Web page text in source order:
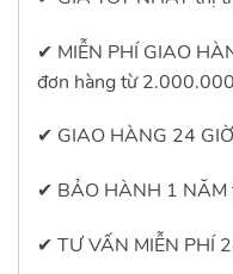
✔ MIỄN PHÍ GIAO
đơn hàng từ
✔ GIAO HÀNG 24
✔ BẢO HÀNH 1 NĂM
✔ TƯ VẤN MIỄN PHÍ